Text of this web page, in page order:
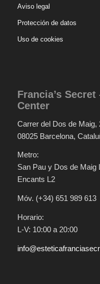
Aviso legal
Protección de datos
Uso de cookies
Francia’s
Center
Carrer del Dos de Maig,
08025 Barcelona,
Metro:
San Pau y Dos de Maig
Encants L2
Móv. (+34) 651 989 613
Horario:
L-V: 10:00 a 20:00